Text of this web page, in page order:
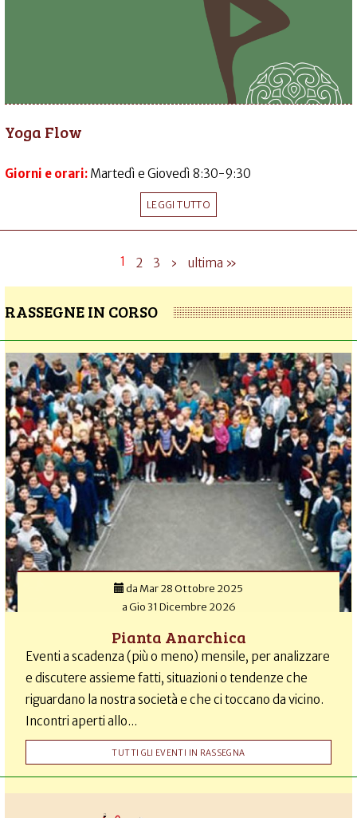
Yoga Flow
Giorni e orari: Martedì e Giovedì 8:30-9:30
LEGGI TUTTO
1 2 3 › ultima »
RASSEGNE IN CORSO
da Mar 28 Ottobre 2025
aGio 31 Dicembre 2026
Pianta Anarchica
Eventi a scadenza (più o meno) mensile, per analizzare
e discutere assieme fatti, situazioni o tendenze che
riguardano la nostra società e che ci toccano da vicino.
Incontri aperti allo...
TUTTI GLI EVENTI IN RASSEGNA